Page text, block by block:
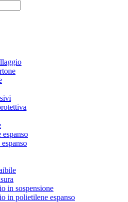
in sospensione
in polietilene espanso